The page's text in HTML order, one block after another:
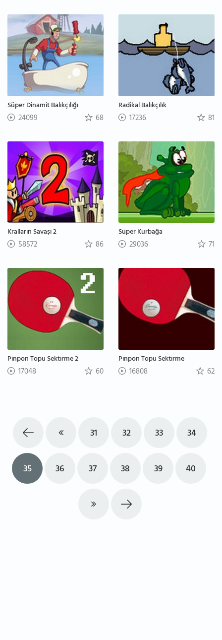
Süper Dinamit Balıkçılığı
24099 68
Radikal Balıkçılık
17236 81
Kralların Savaşı 2
58572 86
Süper Kurbağa
29036 71
Pinpon Topu Sektirme 2
17048 60
Pinpon Topu Sektirme
16808 62
31 32 33 34
35 36 37 38 39 40